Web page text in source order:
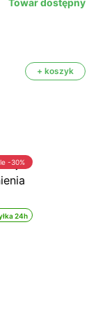
Towar dostępny
+ koszyk
24h
-30%